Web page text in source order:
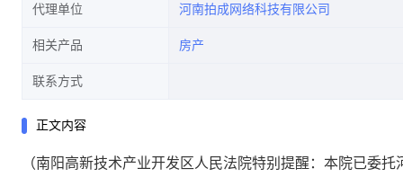
代理单位 河南拍成网络科技有限公司
相关产品 房产
联系方式
正文内容
（南阳高新技术产业开发区人民法院特别提醒：本院已委